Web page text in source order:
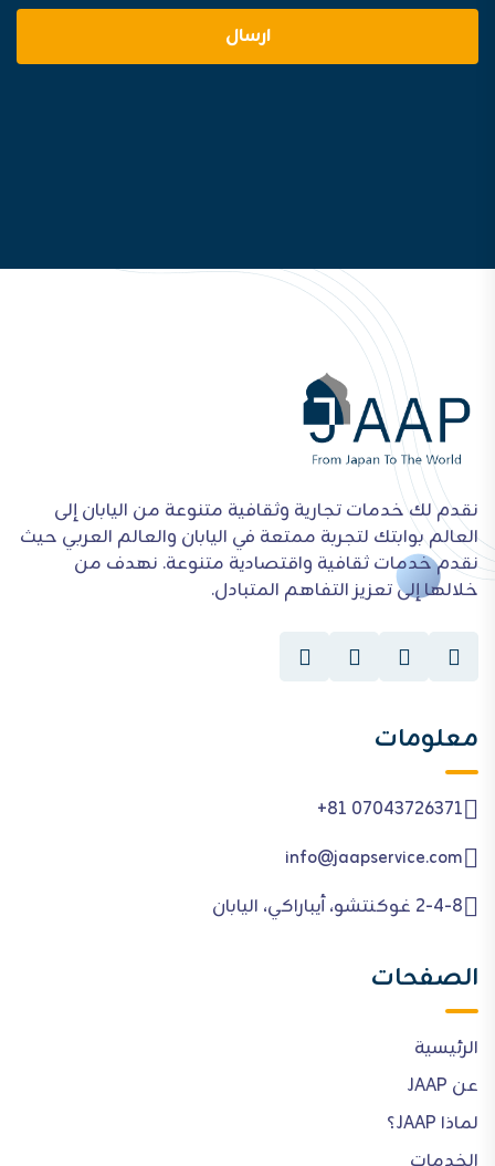
ارسال
نقدم لك خدمات تجارية وثقافية متنوعة من اليابان إلى
العالم بوابتك لتجربة ممتعة في اليابان والعالم العربي حيث
نقدم خدمات ثقافية واقتصادية متنوعة. نهدف من
خلالها إلى تعزيز التفاهم المتبادل.
معلومات
+81 07043726371
info@jaapservice.com
2-4-8 غوكنتشو، أيباراكي، اليابان
الصفحات
الرئيسية
عن JAAP
لماذا JAAP؟